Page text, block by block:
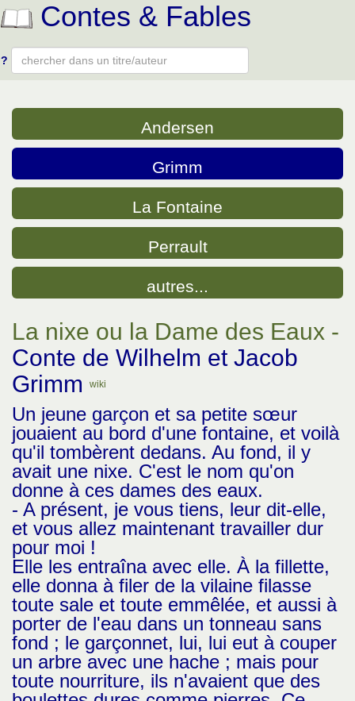
Contes & Fables
?
Andersen
Grimm
La Fontaine
Perrault
autres...
La nixe ou la Dame des Eaux -
Conte de Wilhelm et Jacob
Grimm
wiki
Un jeune garçon et sa petite sœur
jouaient au bord d'une fontaine, et voilà
qu'il tombèrent dedans. Au fond, il y
avait une nixe. C'est le nom qu'on
donne à ces dames des eaux.
- A présent, je vous tiens, leur dit-elle,
et vous allez maintenant travailler dur
pour moi !
Elle les entraîna avec elle. À la fillette,
elle donna à filer de la vilaine filasse
toute sale et toute emmêlée, et aussi à
porter de l'eau dans un tonneau sans
fond ; le garçonnet, lui, lui eut à couper
un arbre avec une hache ; mais pour
toute nourriture, ils n'avaient que des